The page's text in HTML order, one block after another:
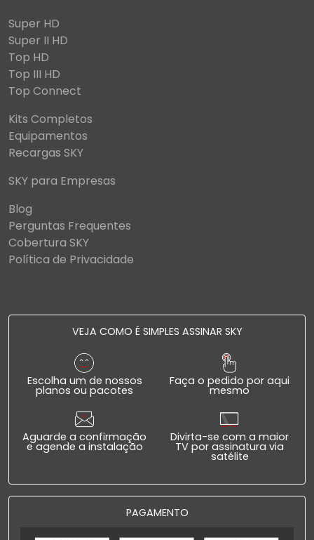
Super HD
Super II HD
Top HD
Top III HD
Top Connect
Kits Completos
Equipamentos
Recargas SKY
SKY para Empresas
Blog
Perguntas Frequentes
Cobertura SKY
Política de Privacidade
VEJA COMO É SIMPLES ASSINAR SKY
Escolha um de nossos
planos ou pacotes
Faça o pedido por aqui
mesmo
Aguarde a confirmação
e agende a instalação
Divirta-se com a maior
TV por assinatura via
satélite
PAGAMENTO